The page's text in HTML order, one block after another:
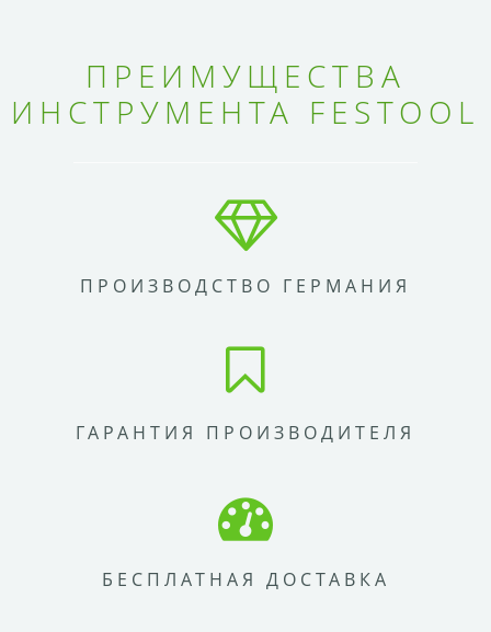
ПРЕИМУЩЕСТВА
ИНСТРУМЕНТА FESTOOL
ПРОИЗВОДСТВО ГЕРМАНИЯ
ГАРАНТИЯ ПРОИЗВОДИТЕЛЯ
БЕСПЛАТНАЯ ДОСТАВКА